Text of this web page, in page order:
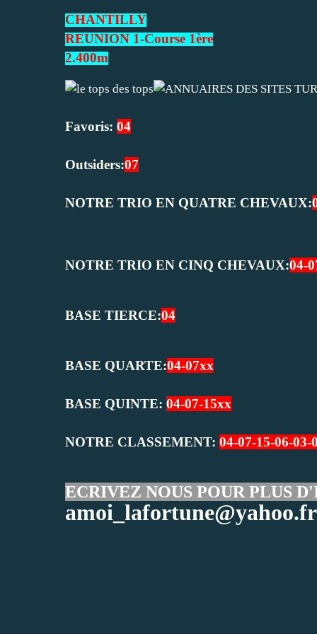
CHANTILLY
REUNION 1-Course 1ère
2.400m
Favoris: 04
Outsiders:07
NOTRE TRIO EN QUATRE CHEVAUX:
NOTRE TRIO EN CINQ CHEVAUX:04-
BASE TIERCE:04
BASE QUARTE:04-07xx
BASE QUINTE: 04-07-15xx
NOTRE CLASSEMENT: 04-07-15-06-03-
ECRIVEZ NOUS POUR PLUS
amoi_lafortune@yahoo.fr